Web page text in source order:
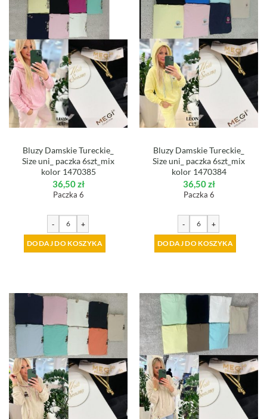
Bluzy Damskie Tureckie_
Size uni_ paczka 6szt_mix
kolor 1470385
36,50zł
Paczka 6
- +
DODAJ DO KOSZYKA
Bluzy Damskie Tureckie_
Size uni_ paczka 6szt_mix
kolor 1470384
36,50zł
Paczka 6
- +
DODAJ DO KOSZYKA